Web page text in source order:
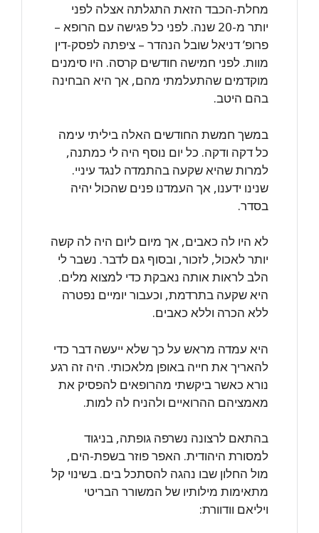
מחלת-הכבד הזאת התגלתה אצלה לפני
יותר מ-20 שנה. לפני כל פגישה עם הרופא –
פרופ’ דניאל שובל הנהדר – ציפתה לפסק-דין
מוות. לפני חמישה חודשים קרסה. היו סימנים
מוקדמים שהתעלמתי מהם, אך היא הבחינה
בהם היטב.
במשך חמשת החודשים האלה ביליתי עימה
כל דקה ודקה. כל יום נוסף היה לי כמתנה,
למרות שהיא שקעה בהתמדה לנגד עיניי.
שנינו ידענו, אך העמדנו פנים שהכול יהיה
בסדר.
לא היו לה כאבים, אך מיום ליום היה לה קשה
יותר לאכול, לזכור, ובסוף גם לדבר. נשבר לי
הלב לראות אותה נאבקת כדי למצוא מלים.
היא שקעה בתרדמת, וכעבור יומיים נפטרה
ללא הכרה וללא כאבים.
היא עמדה מראש על כך שלא ייעשה דבר כדי
להאריך את חייה באופן מלאכותי. היה זה רגע
נורא כאשר ביקשתי מהרופאים להפסיק את
מאמציהם ההרואיים ולהניח לה למות.
בהתאם לרצונה נשרפה גופתה, בניגוד
למסורת היהודית. האפר פוזר בשפת-הים,
מול החלון שבו נהגה להסתכל בים. בשינוי קל
מתאימות מילותיו של המשורר הבריטי
ויליאם וודוורת: